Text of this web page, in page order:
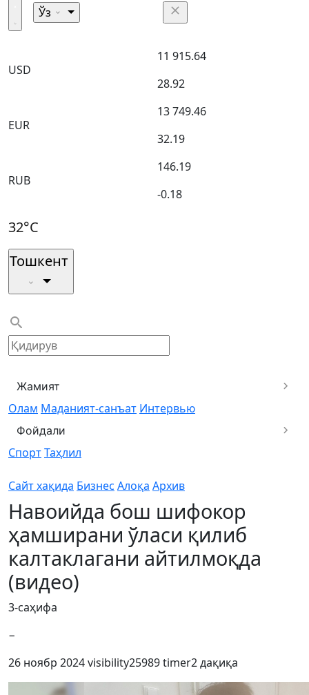
Ўз
USD
11 915.64
28.92
EUR
13 749.46
32.19
RUB
146.19
-0.18
32°C
Тошкент
Жамият
Олам Маданият-санъат Интервью
Фойдали
СпортТаҳлил
Сайт хақида Бизнес Алоқа Архив
Навоийда бош шифокор
ҳамширани ўласи қилиб
калтаклагани айтилмоқда
(видео)
3-саҳифа
−
26 ноябр 2024visibility25989timer2 дақиқа